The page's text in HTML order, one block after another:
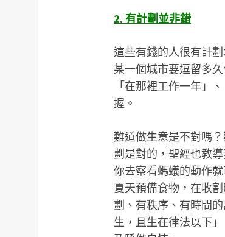
2. 有計劃並非錯
這些有錢的人很有計
某一個城市要逗留多
「在那裡工作一年」
握。
難道做生意是不對嗎
劃是對的，聖經也教
你去察看螞蟻的動作
夏天預備食物，在收
劃、有秩序、有時間
生，且生在律法以下